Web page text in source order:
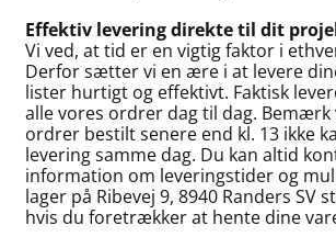
Effektiv levering direkte til dit
Vi ved, at tid er en vigtig faktor i
Derfor sætter vi en ære i at levere
lister hurtigt og effektivt. Faktisk
alle vores ordrer dag til dag. Bemærk
ordrer bestilt senere end kl. 13 ikke
levering samme dag. Du kan altid
information om leveringstider og
lager på Ribevej 9, 8940 Randers SV
hvis du foretrækker at hente dine